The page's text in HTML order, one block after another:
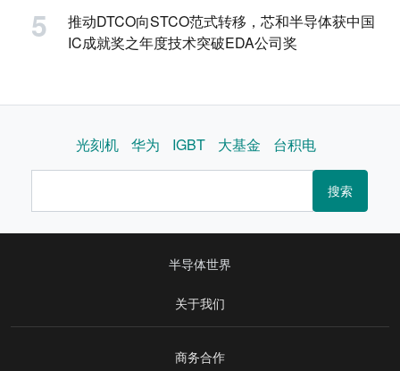
推动DTCO向STCO范式转移，芯和半导体获中国
IC成就奖之年度技术突破EDA公司奖
光刻机 华为 IGBT 大基金 台积电
搜索
半导体世界
关于我们
商务合作